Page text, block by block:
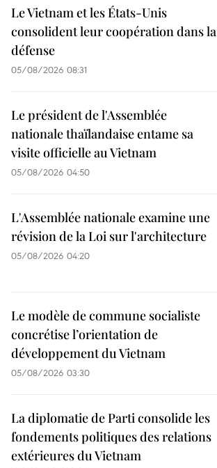
Le Vietnam et les États-Unis
consolident leur coopération dans la
défense
05/08/2026 08:31
Le président de l'Assemblée
nationale thaïlandaise entame sa
visite officielle au Vietnam
05/08/2026 04:50
L'Assemblée nationale examine une
révision de la Loi sur l'architecture
05/08/2026 04:20
Le modèle de commune socialiste
concrétise l’orientation de
développement du Vietnam
05/08/2026 03:30
La diplomatie de Parti consolide les
fondements politiques des relations
extérieures du Vietnam